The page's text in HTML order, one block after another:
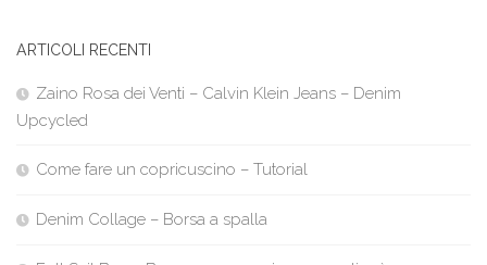
ARTICOLI RECENTI
Zaino Rosa dei Venti – Calvin Klein Jeans – Denim
Upcycled
Come fare un copricuscino – Tutorial
Denim Collage – Borsa a spalla